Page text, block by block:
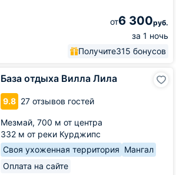
от6 300руб.
за 1 ночь
Получите315 бонусов
База отдыха Вилла Лила
9.8 27 отзывов гостей
Мезмай, 700 м от центра
332 м от реки Курджипс
Своя ухоженная территория Мангал
Оплата на сайте